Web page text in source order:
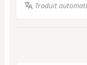
Traduit